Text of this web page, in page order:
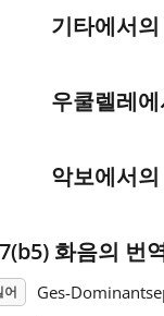
기타에서
우쿨렐레
악보에서
화음의 번
어 Ges-